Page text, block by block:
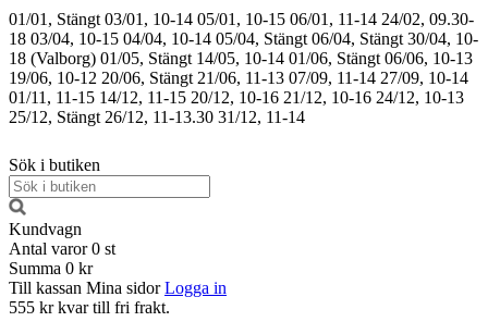
01/01, Stängt 03/01, 10-14 05/01, 10-15 06/01, 11-14 24/02, 09.30-
18 03/04, 10-15 04/04, 10-14 05/04, Stängt 06/04, Stängt 30/04, 10-
18 (Valborg) 01/05, Stängt 14/05, 10-14 01/06, Stängt 06/06, 10-13
19/06, 10-12 20/06, Stängt 21/06, 11-13 07/09, 11-14 27/09, 10-14
01/11, 11-15 14/12, 11-15 20/12, 10-16 21/12, 10-16 24/12, 10-13
25/12, Stängt 26/12, 11-13.30 31/12, 11-14
Sök i butiken
Kundvagn
Antal varor 0 st
Summa 0 kr
Till kassan Mina sidor Logga in
555 kr kvar till fri frakt.